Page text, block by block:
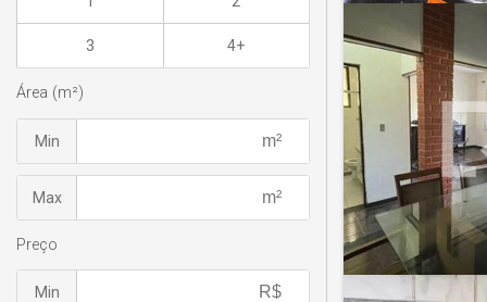
3 4+
Área (m²)
Min
Max
Preço
Min